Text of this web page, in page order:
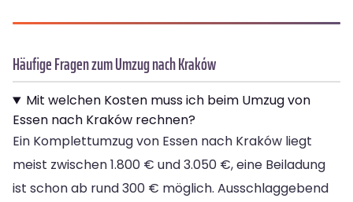
Häufige Fragen zum Umzug nach Kraków
Mit welchen Kosten muss ich beim Umzug von
Essen nach Kraków rechnen?
Ein Komplettumzug von Essen nach Kraków liegt
meist zwischen 1.800 € und 3.050 €, eine Beiladung
ist schon ab rund 300 € möglich. Ausschlaggebend